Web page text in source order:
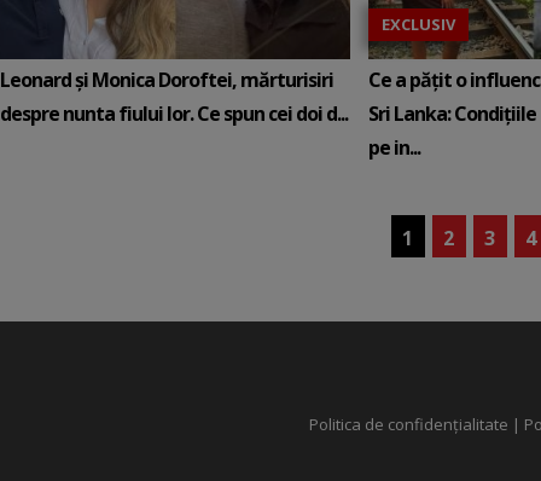
Leonard și Monica Doroftei, mărturisiri
despre nunta fiului lor. Ce spun cei doi d...
EXCLUSIV
Ce a pățit o
Sri Lanka:
pe in...
1 2 3 4
Politica de confidențialitate |